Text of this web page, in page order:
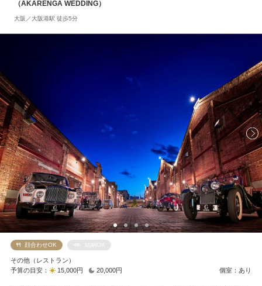
（AKARENGA WEDDING）
大阪／大阪港駅 徒歩5分
顔合わせOK 結納OK
その他（レストラン）
予算の目安：
15,000円 20,000円 個室：あり